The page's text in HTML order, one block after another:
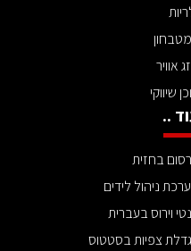
אוויר
שיווקי
..
בחזית
ניהול לידים
וירוס בעברית
צפיות בסטטוס